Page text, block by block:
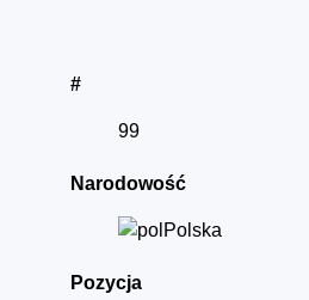
#
99
Narodowość
Polska
Pozycja